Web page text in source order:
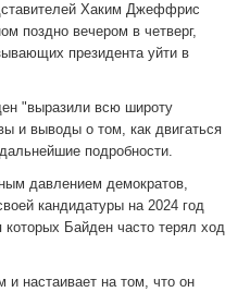
Хаким Джеффрис
поздно вечером в четверг,
президента уйти в
"выразили всю широту
и выводы о том, как двигаться
подробности.
давлением демократов,
кандидатуры на 2024 год
Байден часто терял ход
и настаивает на том, что он